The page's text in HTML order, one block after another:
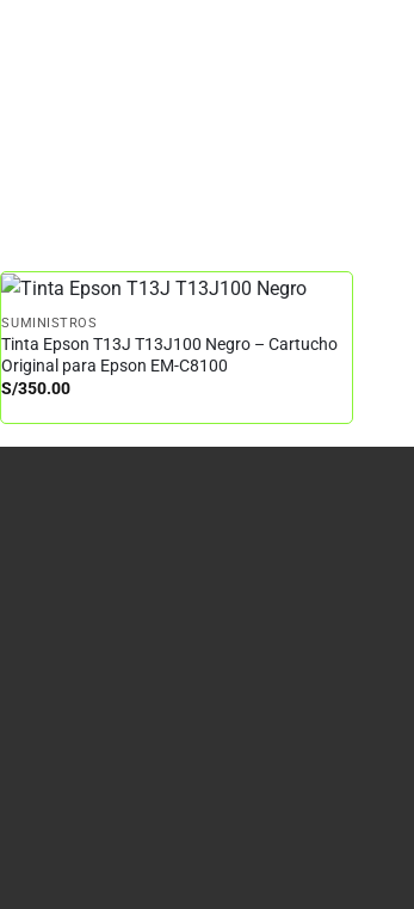
SUMINISTROS
Tinta Epson T13J T13J100 Negro – Cartucho
Original para Epson EM-C8100
S/350.00